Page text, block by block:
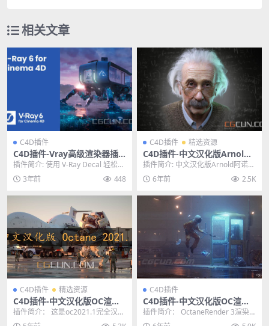
相关文章
C4D插件
C4D插件-Vray高级渲染器插
件 V-Ray 6.00.04 for C4D R2
1-2023 Win
插件简介: 使用 V-Ray Decal 轻松在
任何表面添加贴纸、标签和其他细
节...3年前 448
C4D插件 精选资源
C4D插件-中文汉化版Arnold
阿诺德渲染器C4D插件 Arnol
d 3.2.1 中英双语
插件简介: 中文汉化版Arnold阿诺德
渲染器C4D插件 Arnold 3.2....
6年前 2.5K
C4D插件 精选资源
C4D插件-中文汉化版OC渲染
器插件octane2021.1 节点汉
化版 支持R20/R25
插件简介： 这是oc2021.1完全汉化
安装包，需要你去官网购买正版账
C4D插件
C4D插件-中文汉化版OC渲染
器插件 Octane Render V3.0
7 WIN破解版
插件简介： OctaneRender 3渲染
器是一款世界上第一个GPU-acce...